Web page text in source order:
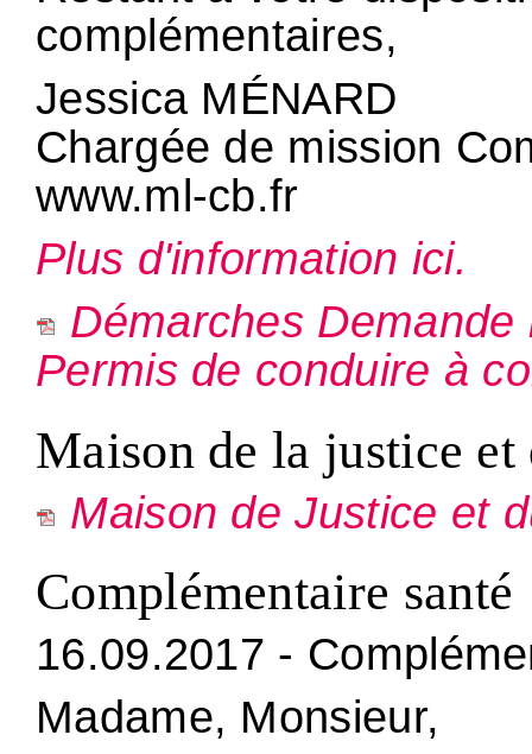
complémentaires,
Jessica MÉNARD
Chargée de mission
www.ml-cb.fr
Plus d'information ici.
Démarches
Permis de conduire à
Maison de la justice
Maison de Justice et
Complémentaire santé
16.09.2017 -
Madame, Monsieur,